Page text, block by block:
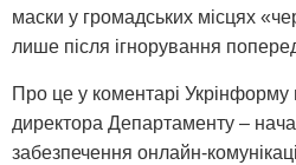
маски у громадських місцях
лише після ігнорування
Про це у коментарі Укрінформу
директора Департаменту –
забезпечення онлайн-